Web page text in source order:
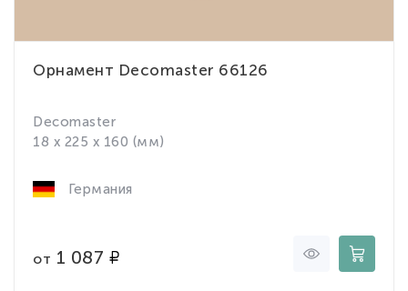
Орнамент Decomaster 66126
Decomaster
18 x 225 x 160 (мм)
Германия
от 1 087